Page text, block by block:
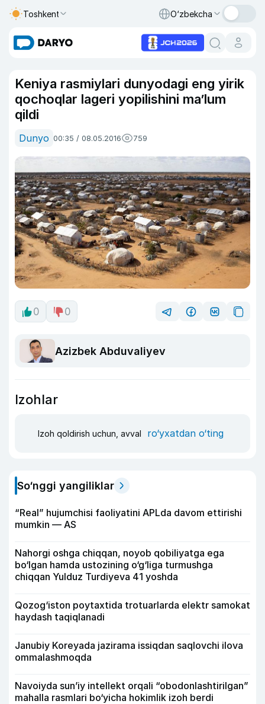
Toshkent O‘zbekcha
Keniya rasmiylari dunyodagi eng yirik
qochoqlar lageri yopilishini ma’lum
qildi
Dunyo 00:35 / 08.05.2016 759
0 0
Azizbek Abduvaliyev
Izohlar
Izoh qoldirish uchun, avval ro‘yxatdan o‘ting
So‘nggi yangiliklar
“Real” hujumchisi faoliyatini APLda davom ettirishi
mumkin — AS
Nahorgi oshga chiqqan, noyob qobiliyatga ega
bo‘lgan hamda ustozining o‘g‘liga turmushga
chiqqan Yulduz Turdiyeva 41 yoshda
Qozog‘iston poytaxtida trotuarlarda elektr samokat
haydash taqiqlanadi
Janubiy Koreyada jazirama issiqdan saqlovchi ilova
ommalashmoqda
Navoiyda sun’iy intellekt orqali “obodonlashtirilgan”
mahalla rasmlari bo‘yicha hokimlik izoh berdi